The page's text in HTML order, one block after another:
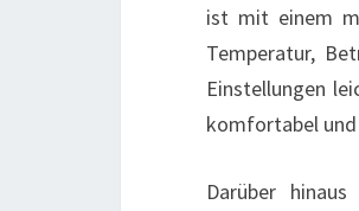
ist mit einem
Temperatur,
Einstellungen
komfortabel
Darüber